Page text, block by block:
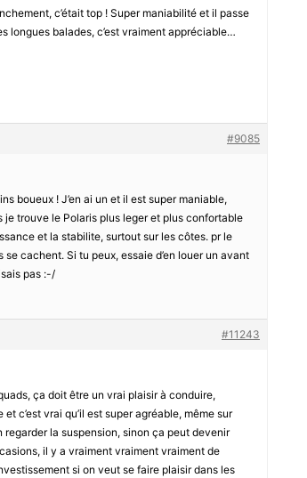
c’était top ! Super maniabilité et il passe
longues balades, c’est vraiment appréciable…
#9085
boueux ! J’en ai un et il est super maniable,
je trouve le Polaris plus leger et plus confortable
et la stabilite, surtout sur les côtes. pr le
cachent. Si tu peux, essaie d’en louer un avant
pas :-/
#11243
ça doit être un vrai plaisir à conduire,
c’est vrai qu’il est super agréable, même sur
regarder la suspension, sinon ça peut devenir
il y a vraiment vraiment vraiment de
si on veut se faire plaisir dans les